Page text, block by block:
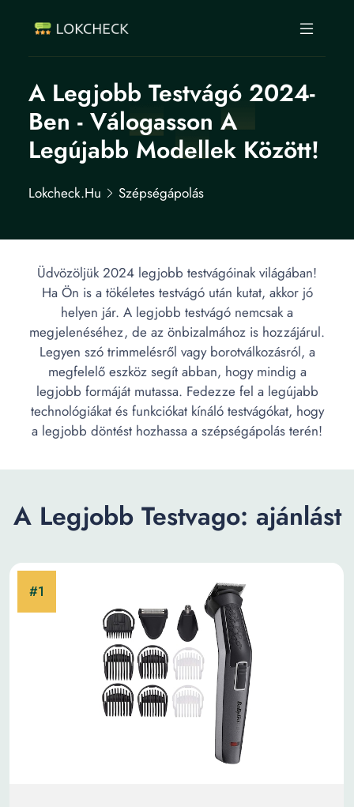
A Legjobb Testvágó 2024-
Ben - Válogasson A
Legújabb Modellek Között!
Lokcheck.hu Szépségápolás
Üdvözöljük 2024 legjobb testvágóinak világában!
Ha Ön is a tökéletes testvágó után kutat, akkor jó
helyen jár. A legjobb testvágó nemcsak a
megjelenéséhez, de az önbizalmához is hozzájárul.
Legyen szó trimmelésről vagy borotválkozásról, a
megfelelő eszköz segít abban, hogy mindig a
legjobb formáját mutassa. Fedezze fel a legújabb
technológiákat és funkciókat kínáló testvágókat, hogy
a legjobb döntést hozhassa a szépségápolás terén!
A Legjobb Testvago: ajánlást